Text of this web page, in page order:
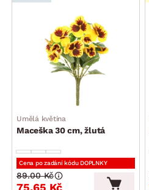
Umělá květina
Maceška 30 cm, žlutá
Cena po zadání kódu DOPLNKY
75.65 Kč
89.00 Kč